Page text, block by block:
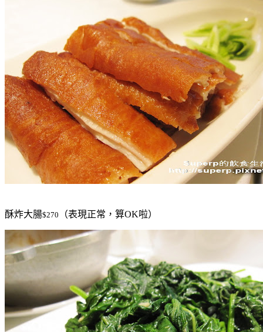
酥炸大腸$270 （表現正常，算OK啦）